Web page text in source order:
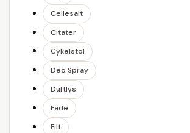
Cellesalt
Citater
Cykelstol
Deo Spray
Duftlys
Fade
Filt